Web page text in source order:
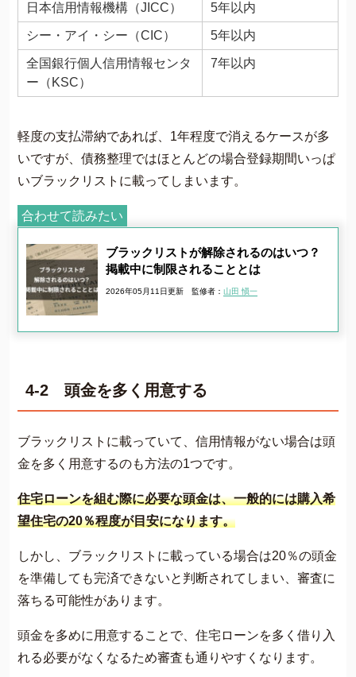
日本信用情報機構（JICC） 5年以内
シー・アイ・シー（CIC） 5年以内
全国銀行個人信用情報センタ
ー（KSC）
7年以内
軽度の支払滞納であれば、1年程度で消えるケースが多
いですが、債務整理ではほとんどの場合登録期間いっぱ
いブラックリストに載ってしまいます。
合わせて読みたい
ブラックリストが解除されるのはいつ？
掲載中に制限されることとは
2026年05月11日更新 監修者： 山田 愼一
4-2 頭金を多く用意する
ブラックリストに載っていて、信用情報がない場合は頭
金を多く用意するのも方法の1つです。
住宅ローンを組む際に必要な頭金は、一般的には購入希
望住宅の20％程度が目安になります。
しかし、ブラックリストに載っている場合は20％の頭金
を準備しても完済できないと判断されてしまい、審査に
落ちる可能性があります。
頭金を多めに用意することで、住宅ローンを多く借り入
れる必要がなくなるため審査も通りやすくなります。